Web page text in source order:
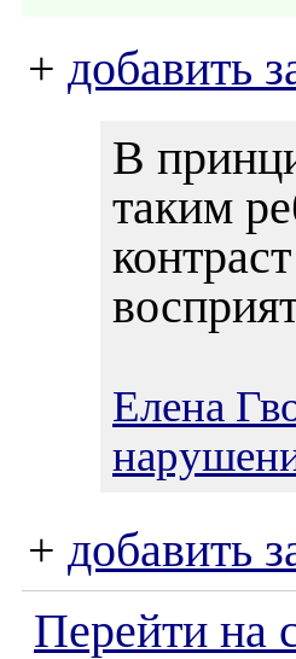
+ добавить
В
таким
Елена
+ добавить
Перейти на